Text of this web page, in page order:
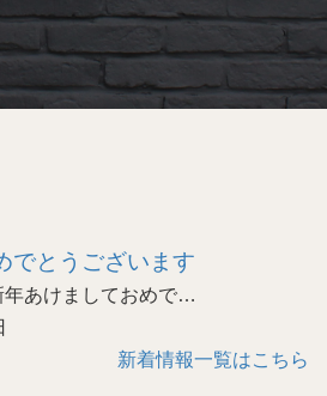
でとうございます
けましておめで…
新着情報一覧はこちら